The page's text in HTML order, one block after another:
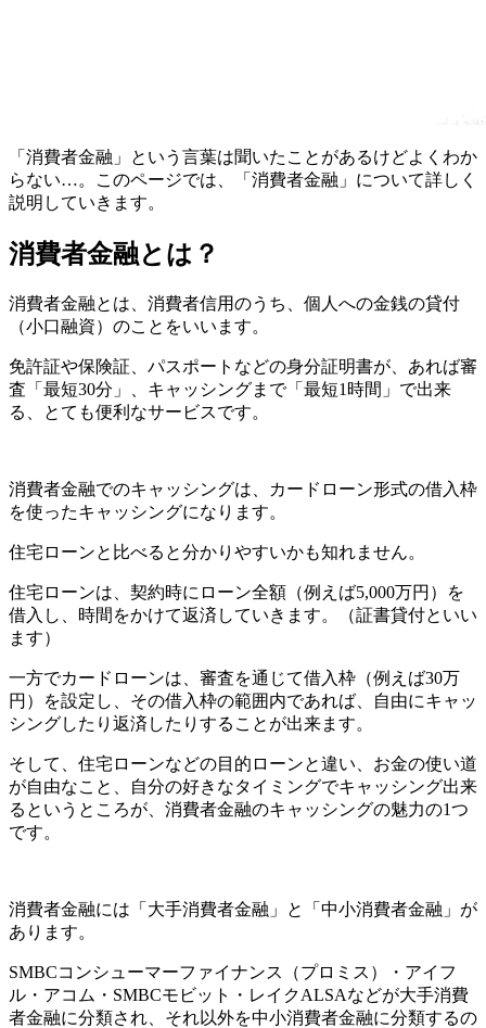
「消費者金融」という言葉は聞いたことがあるけどよくわか
らない…。このページでは、「消費者金融」について詳しく
説明していきます。
消費者金融とは？
消費者金融とは、消費者信用のうち、個人への金銭の貸付
（小口融資）のことをいいます。
免許証や保険証、パスポートなどの身分証明書が、あれば審
査「最短30分」、キャッシングまで「最短1時間」で出来
る、とても便利なサービスです。
消費者金融でのキャッシングは、カードローン形式の借入枠
を使ったキャッシングになります。
住宅ローンと比べると分かりやすいかも知れません。
住宅ローンは、契約時にローン全額（例えば5,000万円）を
借入し、時間をかけて返済していきます。（証書貸付といい
ます）
一方でカードローンは、審査を通じて借入枠（例えば30万
円）を設定し、その借入枠の範囲内であれば、自由にキャッ
シングしたり返済したりすることが出来ます。
そして、住宅ローンなどの目的ローンと違い、お金の使い道
が自由なこと、自分の好きなタイミングでキャッシング出来
るというところが、消費者金融のキャッシングの魅力の1つ
です。
消費者金融には「大手消費者金融」と「中小消費者金融」が
あります。
SMBCコンシューマーファイナンス（プロミス）・アイフ
ル・アコム・SMBCモビット・レイクALSAなどが大手消費
者金融に分類され、それ以外を中小消費者金融に分類するの